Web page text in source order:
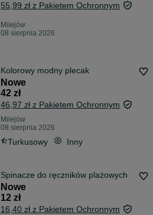
55,99 zł z Pakietem Ochronnym
Milejów
08 sierpnia 2026
Kolorowy modny plecak
Nowe
42 zł
46,97 zł z Pakietem Ochronnym
Milejów
08 sierpnia 2026
Turkusowy Inny
Spinacze do ręczników plażowych
Nowe
12 zł
16,40 zł z Pakietem Ochronnym